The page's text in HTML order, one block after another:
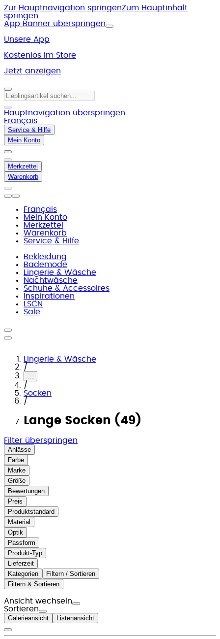
Zur Hauptnavigation springenZum Hauptinhalt
springen
App Banner überspringen
Unsere App
Kostenlos im Store
Jetzt anzeigen
Hauptnavigation überspringen
Français
Service & Hilfe
Mein Konto
Merkzettel
Warenkorb
Français
Mein Konto
Merkzettel
Warenkorb
Service & Hilfe
Bekleidung
Bademode
Lingerie & Wäsche
Nachtwäsche
Schuhe & Accessoires
Inspirationen
LSCN
Sale
Lingerie & Wäsche
/
...
/
Socken
/
Lange Socken (49)
Filter überspringen
Anlässe
Farbe
Marke
Größe
Bewertungen
Preis
Produktstandard
Material
Optik
Passform
Produkt-Typ
Lieferzeit
Kategorien
Filtern / Sortieren
Filtern & Sortieren
Ansicht wechseln
Sortieren
Galerieansicht Listenansicht